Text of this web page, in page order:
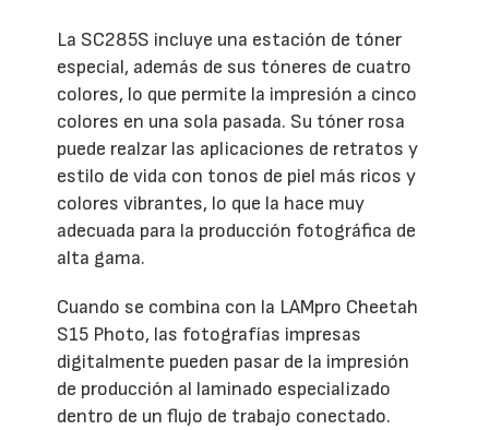
La SC285S incluye una estación de tóner
especial, además de sus tóneres de cuatro
colores, lo que permite la impresión a cinco
colores en una sola pasada. Su tóner rosa
puede realzar las aplicaciones de retratos y
estilo de vida con tonos de piel más ricos y
colores vibrantes, lo que la hace muy
adecuada para la producción fotográfica de
alta gama.
Cuando se combina con la LAMpro Cheetah
S15 Photo, las fotografías impresas
digitalmente pueden pasar de la impresión
de producción al laminado especializado
dentro de un flujo de trabajo conectado.